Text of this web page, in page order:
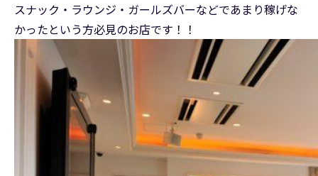
スナック・ラウンジ・ガールズバーなどであまり稼げな
かったという方必見のお店です！！